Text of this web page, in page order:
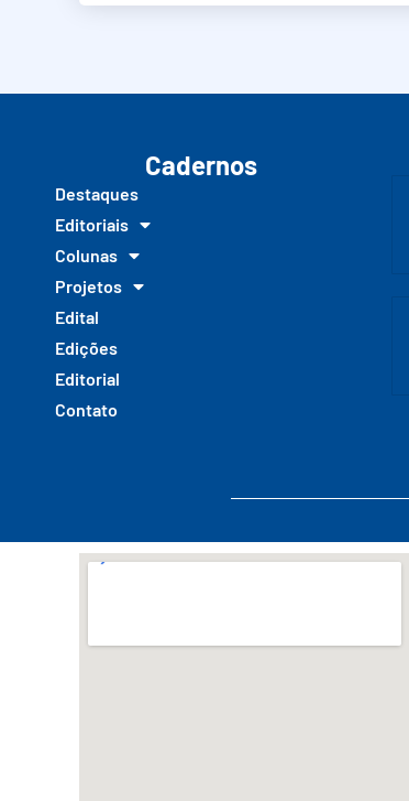
Cadernos
Destaques
Editoriais
Colunas
Projetos
Edital
Edições
Editorial
Contato